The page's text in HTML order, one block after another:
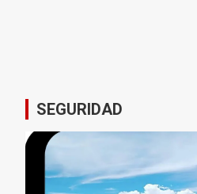
SEGURIDAD